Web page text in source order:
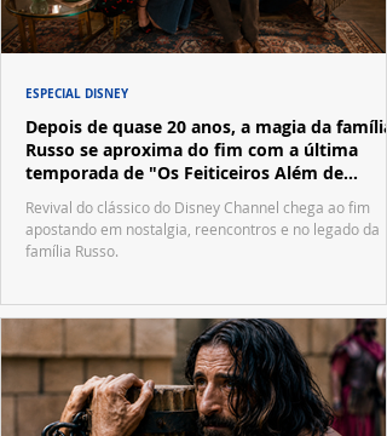
Depois de quase 20 anos, a magia da família
Russo se aproxima do fim com a última
temporada de "Os Feiticeiros Além de
Waverly Place"
Revival do clássico do Disney Channel chega ao fim
apostando em nostalgia, reencontros e no legado da
família Russo.
ESPECIAL DISNEY